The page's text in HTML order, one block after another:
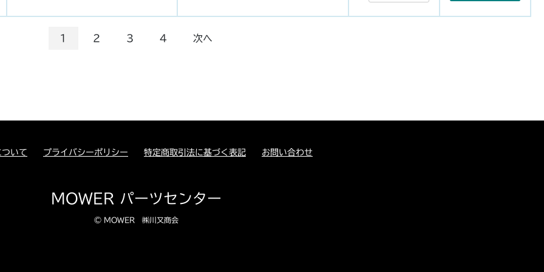
1 2 3 4 次へ
いて プライバシーポリシー 特定商取引法に基づく表記 お問い合わせ
MOWER パーツセンター
© MOWER ㈱川又商会